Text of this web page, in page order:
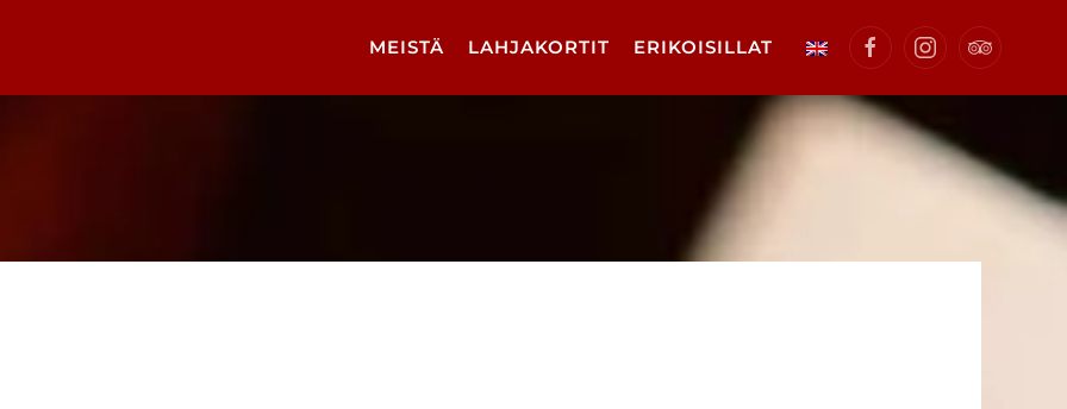
MEISTÄ LAHJAKORTIT ERIKOISILLAT